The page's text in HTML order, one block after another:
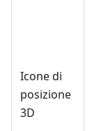
Icone di
posizione
3D